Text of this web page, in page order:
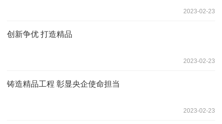
2023-02-23
创新争优 打造精品
2023-02-23
铸造精品工程 彰显央企使命担当
2023-02-23